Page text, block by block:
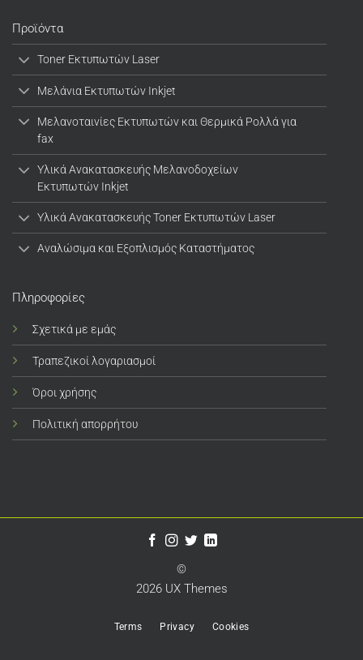
Προϊόντα
Toner Εκτυπωτών Laser
Μελάνια Εκτυπωτών Inkjet
Μελανοταινίες Εκτυπωτών και Θερμικά Ρολλά για
fax
Υλικά Ανακατασκευής Μελανοδοχείων
Εκτυπωτών Inkjet
Υλικά Ανακατασκευής Toner Εκτυπωτών Laser
Αναλώσιμα και Εξοπλισμός Καταστήματος
Πληροφορίες
Σχετικά με εμάς
Τραπεζικοί λογαριασμοί
Όροι χρήσης
Πολιτική απορρήτου
©
2026 UX Themes
Terms Privacy Cookies